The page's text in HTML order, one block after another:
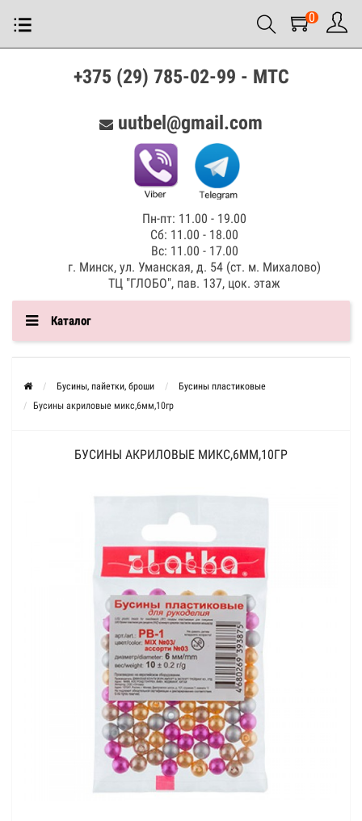
0
+375 (29) 785-02-99 - МТС
uutbel@gmail.com
Пн-пт: 11.00 - 19.00
Сб: 11.00 - 18.00
Вс: 11.00 - 17.00
г. Минск, ул. Уманская, д. 54 (ст. м. Михалово)
ТЦ "ГЛОБО", пав. 137, цок. этаж
Каталог
Бусины, пайетки, броши
Бусины пластиковые
Бусины акриловые микс,6мм,10гр
БУСИНЫ АКРИЛОВЫЕ МИКС,6ММ,10ГР